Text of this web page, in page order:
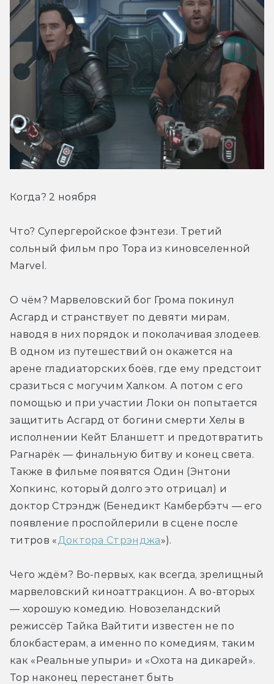
Когда? 2 ноября
Что? Супергеройское фэнтези. Третий
сольный фильм про Тора из киновселенной
Marvel.
О чём? Марвеловский бог Грома покинул
Асгард и странствует по девяти мирам,
наводя в них порядок и поколачивая злодеев.
В одном из путешествий он окажется на
арене гладиаторских боёв, где ему предстоит
сразиться с могучим Халком. А потом с его
помощью и при участии Локи он попытается
защитить Асгард от богини смерти Хелы в
исполнении Кейт Бланшетт и предотвратить
Рагнарёк — финальную битву и конец света.
Также в фильме появятся Один (Энтони
Хопкинс, который долго это отрицал) и
доктор Стрэндж (Бенедикт Камбербэтч — его
появление проспойлерили в сцене после
титров « Доктора Стрэнджа»).
Чего ждём? Во-первых, как всегда, зрелищный
марвеловский киноаттракцион. А во-вторых
— хорошую комедию. Новозеландский
режиссёр Тайка Вайтити известен не по
блокбастерам, а именно по комедиям, таким
как «Реальные упыри» и «Охота на дикарей».
Тор наконец перестанет быть